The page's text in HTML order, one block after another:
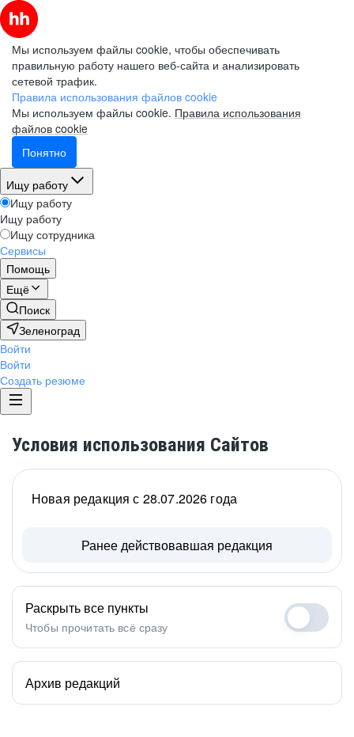
Мы используем файлы cookie, чтобы обеспечивать
правильную работу нашего веб-сайта и анализировать
сетевой трафик.
Правила использования файлов cookie
Мы используем файлы cookie. Правила использования
файлов cookie
Понятно
Ищу работу
Ищу работу
Ищу работу
Ищу сотрудника
Сервисы
Помощь
Ещё
Поиск
Зеленоград
Войти
Войти
Создать резюме
Условия использования Сайтов
Новая редакция с 28.07.2026 года
Ранее действовавшая редакция
Раскрыть все пункты
Чтобы прочитать всё сразу
Архив редакций